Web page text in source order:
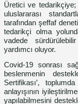
Üretici ve
uluslararası
tarafından şeffaf
tedarikçi olma
vadede
yardımcı oluyor.
Covid-19 sonrası
beslenmenin
Sertifikası’,
anlayışının
yapılabilmesini